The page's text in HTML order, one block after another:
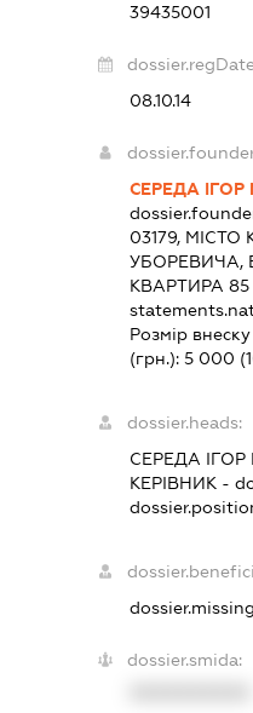
39435001
08.10.14
СЕРЕДА
03179, МІСТО
УБОРЕВИЧА,
КВАРТИРА 85
Розмір
(грн.): 5 000
dossier.heads:
СЕРЕДА
КЕРІВНИК-
dossier.smida: